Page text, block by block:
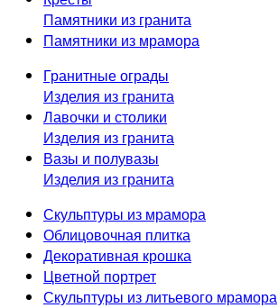
Памятники из гранита
Памятники из мрамора
Гранитные ограды
Изделия из гранита
Лавочки и столики
Изделия из гранита
Вазы и полувазы
Изделия из гранита
Скульптуры из мрамора
Облицовочная плитка
Декоративная крошка
Цветной портрет
Скульптуры из литьевого мрамора